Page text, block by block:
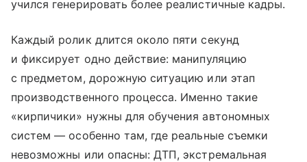
учился генерировать более реалистичные кадры.
Каждый ролик длится около пяти секунд
и фиксирует одно действие: манипуляцию
с предметом, дорожную ситуацию или этап
производственного процесса. Именно такие
«кирпичики» нужны для обучения автономных
систем — особенно там, где реальные съемки
невозможны или опасны: ДТП, экстремальная